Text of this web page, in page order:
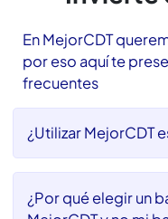
Invierte
por eso aquí te